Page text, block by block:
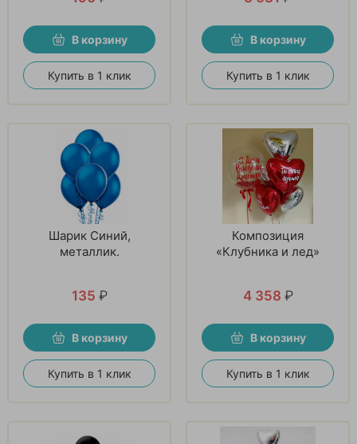
В корзину
Купить в 1 клик
В корзину
Купить в 1 клик
Шарик Синий,
металлик.
135 ₽
В корзину
Купить в 1 клик
Композиция
«Клубника и лед»
4 358 ₽
В корзину
Купить в 1 клик